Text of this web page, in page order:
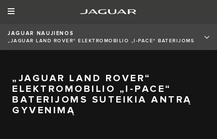
JAGUAR NAUJIENOS
„JAGUAR LAND ROVER“ ELEKTROMOBILIO „I-PACE“ BATERIJOMS
„JAGUAR LAND ROVER“
ELEKTROMOBILIO „I-PACE“
BATERIJOMS SUTEIKIA ANTRĄ
GYVENIMĄ